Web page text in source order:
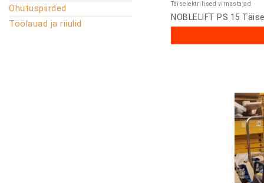
Ohutuspiirded
Töölauad ja riiulid
Täiselektrilised virnastajad
NOBLELIFT PS 15